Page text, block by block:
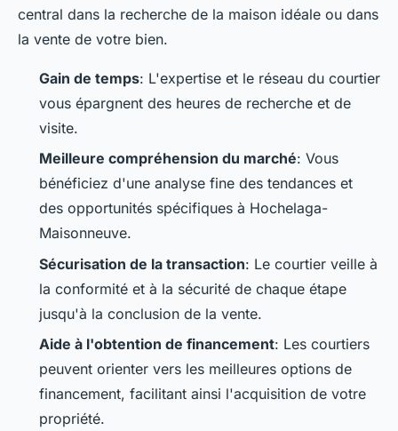
central dans la recherche de la maison idéale ou dans
la vente de votre bien.
Gain de temps: L'expertise et le réseau du courtier
vous épargnent des heures de recherche et de
visite.
Meilleure compréhension du marché: Vous
bénéficiez d'une analyse fine des tendances et
des opportunités spécifiques à Hochelaga-
Maisonneuve.
Sécurisation de la transaction: Le courtier veille à
la conformité et à la sécurité de chaque étape
jusqu'à la conclusion de la vente.
Aide à l'obtention de financement: Les courtiers
peuvent orienter vers les meilleures options de
financement, facilitant ainsi l'acquisition de votre
propriété.